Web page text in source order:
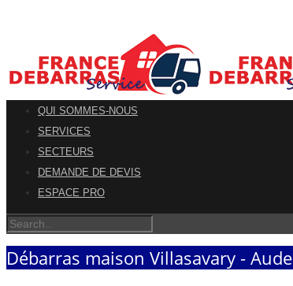
QUI SOMMES-NOUS
SERVICES
SECTEURS
DEMANDE DE DEVIS
ESPACE PRO
Débarras maison Villasavary - Aude